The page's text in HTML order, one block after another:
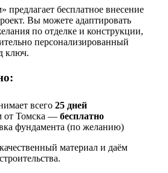
бесплатное внесение
Вы можете адаптировать
по отделке и конструкции,
персонализированный
ключ.
всего 25 дней
от Томска — бесплатно
фундамента (по желанию)
материал и даём